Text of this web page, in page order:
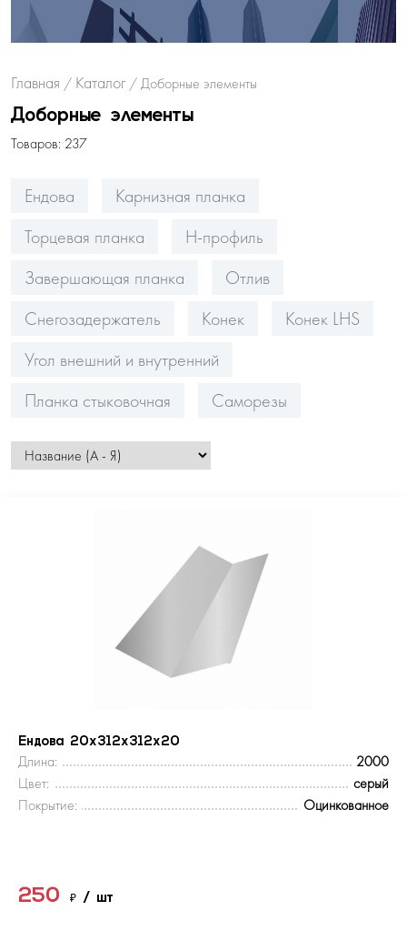
Главная / Каталог /Доборные элементы
Доборные элементы
Товаров: 237
Ендова
Карнизная планка
Торцевая планка
Н-профиль
Завершающая планка
Отлив
Снегозадержатель
Конек
Конек LHS
Угол внешний и внутренний
Планка стыковочная
Саморезы
Ендова 20х312х312х20
Длина:
2000
Цвет:
серый
Покрытие:
Оцинкованное
250 ₽ / шт